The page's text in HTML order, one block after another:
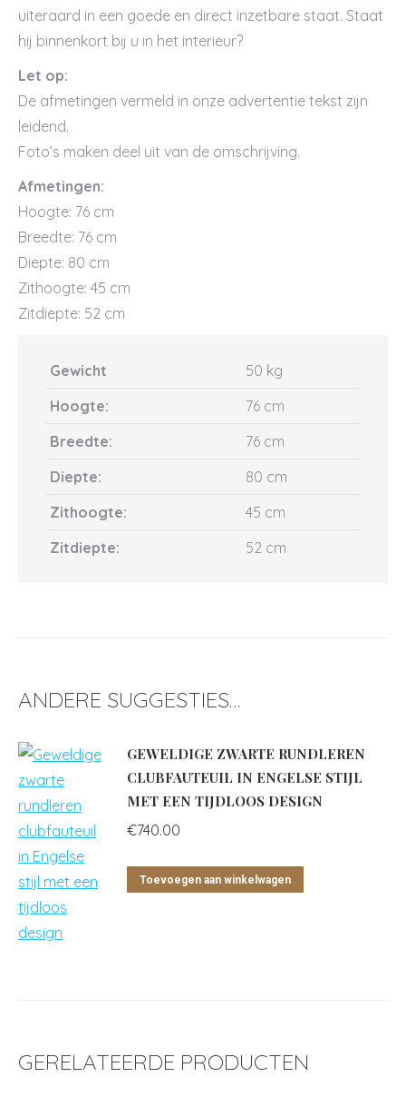
uiteraard in een goede en direct inzetbare staat. Staat
hij binnenkort bij u in het interieur?
Let op:
De afmetingen vermeld in onze advertentie tekst zijn
leidend.
Foto’s maken deel uit van de omschrijving.
Afmetingen:
Hoogte: 76 cm
Breedte: 76 cm
Diepte: 80 cm
Zithoogte: 45 cm
Zitdiepte: 52 cm
Gewicht
50 kg
Hoogte:
76 cm
Breedte:
76 cm
Diepte:
80 cm
Zithoogte:
45 cm
Zitdiepte:
52 cm
ANDERE SUGGESTIES…
GEWELDIGE ZWARTE RUNDLEREN
CLUBFAUTEUIL IN ENGELSE STIJL
MET EEN TIJDLOOS DESIGN
€740.00
Toevoegen aan winkelwagen
GERELATEERDE PRODUCTEN